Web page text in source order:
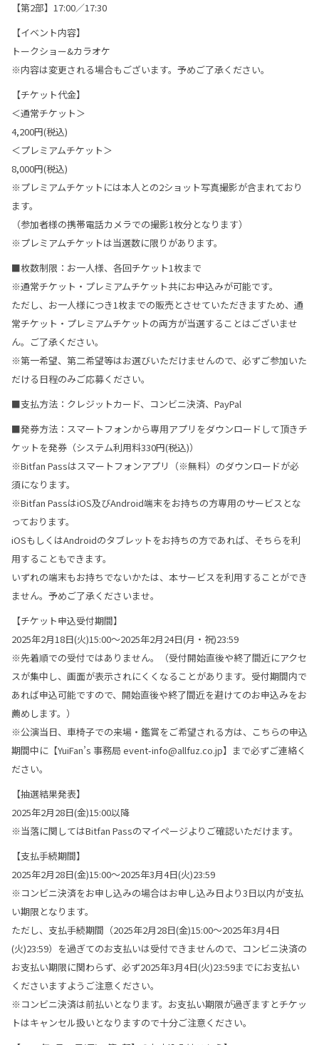
【第2部】17:00／17:30
【イベント内容】
トークショー&カラオケ
※内容は変更される場合もございます。予めご了承ください。
【チケット代金】
＜通常チケット＞
4,200円(税込)
＜プレミアムチケット＞
8,000円(税込)
※プレミアムチケットには本人との2ショット写真撮影が含まれており
ます。
（参加者様の携帯電話カメラでの撮影1枚分となります）
※プレミアムチケットは当選数に限りがあります。
■枚数制限：お一人様、各回チケット1枚まで
※通常チケット・プレミアムチケット共にお申込みが可能です。
ただし、お一人様につき1枚までの販売とさせていただきますため、通
常チケット・プレミアムチケットの両方が当選することはございませ
ん。ご了承ください。
※第一希望、第二希望等はお選びいただけませんので、必ずご参加いた
だける日程のみご応募ください。
■支払方法：クレジットカード、コンビニ決済、PayPal
■発券方法：スマートフォンから専用アプリをダウンロードして頂きチ
ケットを発券（システム利用料330円(税込)）
※Bitfan Passはスマートフォンアプリ（※無料）のダウンロードが必
須になります。
※Bitfan PassはiOS及びAndroid端末をお持ちの方専用のサービスとな
っております。
iOSもしくはAndroidのタブレットをお持ちの方であれば、そちらを利
用することもできます。
いずれの端末もお持ちでないかたは、本サービスを利用することができ
ません。予めご了承くださいませ。
【チケット申込受付期間】
2025年2月18日(火)15:00～2025年2月24日(月・祝)23:59
※先着順での受付ではありません。（受付開始直後や終了間近にアクセ
スが集中し、画面が表示されにくくなることがあります。受付期間内で
あれば申込可能ですので、開始直後や終了間近を避けてのお申込みをお
薦めします。）
※公演当日、車椅子での来場・鑑賞をご希望される方は、こちらの申込
期間中に【YuiFan’s 事務局 event-info@allfuz.co.jp】まで必ずご連絡く
ださい。
【抽選結果発表】
2025年2月28日(金)15:00以降
※当落に関してはBitfan Passのマイページよりご確認いただけます。
【支払手続期間】
2025年2月28日(金)15:00～2025年3月4日(火)23:59
※コンビニ決済をお申し込みの場合はお申し込み日より3日以内が支払
い期限となります。
ただし、支払手続期間（2025年2月28日(金)15:00～2025年3月4日
(火)23:59）を過ぎてのお支払いは受付できませんので、コンビニ決済の
お支払い期限に関わらず、必ず2025年3月4日(火)23:59までにお支払い
くださいますようご注意ください。
※コンビニ決済は前払いとなります。お支払い期限が過ぎますとチケッ
トはキャンセル扱いとなりますので十分ご注意ください。